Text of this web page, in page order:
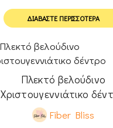
ΔΙΑΒΆΣΤΕ ΠΕΡΙΣΣΌΤΕΡΑ
Πλεκτό βελούδινο
Χριστουγεννιάτικο
Fiber Bliss